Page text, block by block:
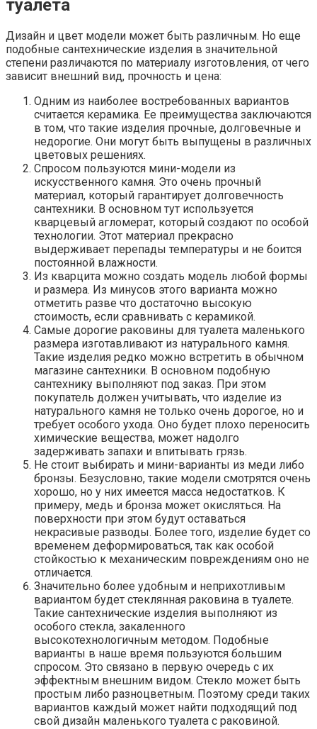
туалета
Дизайн и цвет модели может быть различным. Но еще
подобные сантехнические изделия в значительной
степени различаются по материалу изготовления, от чего
зависит внешний вид, прочность и цена:
Одним из наиболее востребованных вариантов
считается керамика. Ее преимущества заключаются
в том, что такие изделия прочные, долговечные и
недорогие. Они могут быть выпущены в различных
цветовых решениях.
Спросом пользуются мини-модели из
искусственного камня. Это очень прочный
материал, который гарантирует долговечность
сантехники. В основном тут используется
кварцевый агломерат, который создают по особой
технологии. Этот материал прекрасно
выдерживает перепады температуры и не боится
постоянной влажности.
Из кварцита можно создать модель любой формы
и размера. Из минусов этого варианта можно
отметить разве что достаточно высокую
стоимость, если сравнивать с керамикой.
Самые дорогие раковины для туалета маленького
размера изготавливают из натурального камня.
Такие изделия редко можно встретить в обычном
магазине сантехники. В основном подобную
сантехнику выполняют под заказ. При этом
покупатель должен учитывать, что изделие из
натурального камня не только очень дорогое, но и
требует особого ухода. Оно будет плохо переносить
химические вещества, может надолго
задерживать запахи и впитывать грязь.
Не стоит выбирать и мини-варианты из меди либо
бронзы. Безусловно, такие модели смотрятся очень
хорошо, но у них имеется масса недостатков. К
примеру, медь и бронза может окисляться. На
поверхности при этом будут оставаться
некрасивые разводы. Более того, изделие будет со
временем деформироваться, так как особой
стойкостью к механическим повреждениям оно не
отличается.
Значительно более удобным и неприхотливым
вариантом будет стеклянная раковина в туалете.
Такие сантехнические изделия выполняют из
особого стекла, закаленного
высокотехнологичным методом. Подобные
варианты в наше время пользуются большим
спросом. Это связано в первую очередь с их
эффектным внешним видом. Стекло может быть
простым либо разноцветным. Поэтому среди таких
вариантов каждый может найти подходящий под
свой дизайн маленького туалета с раковиной.